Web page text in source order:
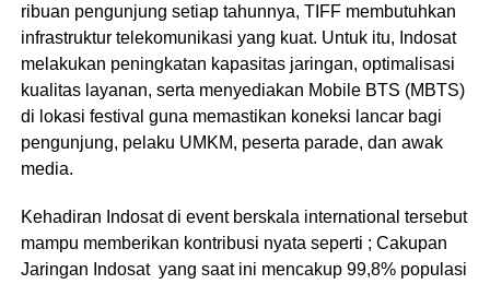
ribuan pengunjung setiap tahunnya, TIFF membutuhkan
infrastruktur telekomunikasi yang kuat. Untuk itu, Indosat
melakukan peningkatan kapasitas jaringan, optimalisasi
kualitas layanan, serta menyediakan Mobile BTS (MBTS)
di lokasi festival guna memastikan koneksi lancar bagi
pengunjung, pelaku UMKM, peserta parade, dan awak
media.
Kehadiran Indosat di event berskala international tersebut
mampu memberikan kontribusi nyata seperti ; Cakupan
Jaringan Indosat yang saat ini mencakup 99,8% populasi